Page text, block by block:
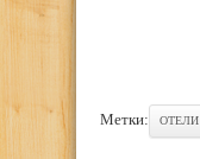
Метки: ОТЕЛИ